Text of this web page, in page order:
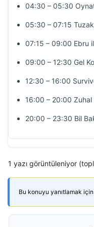
04:30 – 05:30
05:30 – 07:15 Tuzak
07:15 – 09:00 Ebru
09:00 – 12:30 Gel
12:30 – 16:00
16:00 – 20:00 Zuhal
20:00 – 23:30 Bil
1 yazı görüntüleniyor
Bu konuyu yanıtlamak için